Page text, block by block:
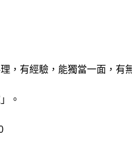
，有經驗，能獨當一面，有
。